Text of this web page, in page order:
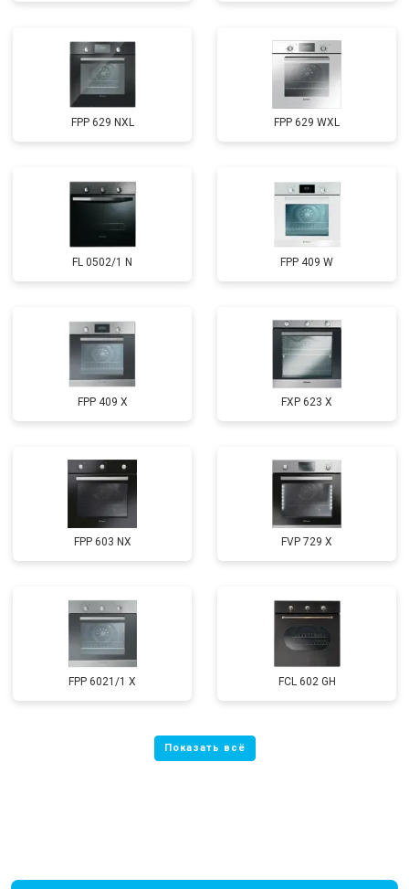
FPP 629 NXL FPP 629 WXL
FL 0502/1 N FPP 409 W
FPP 409 X FXP 623 X
FPP 603 NX FVP 729 X
FPP 6021/1 X FCL 602 GH